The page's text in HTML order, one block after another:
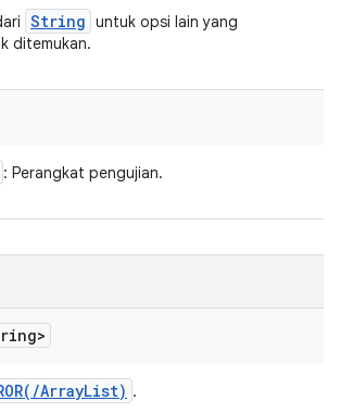
String untuk opsi lain yang
ditemukan.
: Perangkat pengujian.
/ArrayList) .